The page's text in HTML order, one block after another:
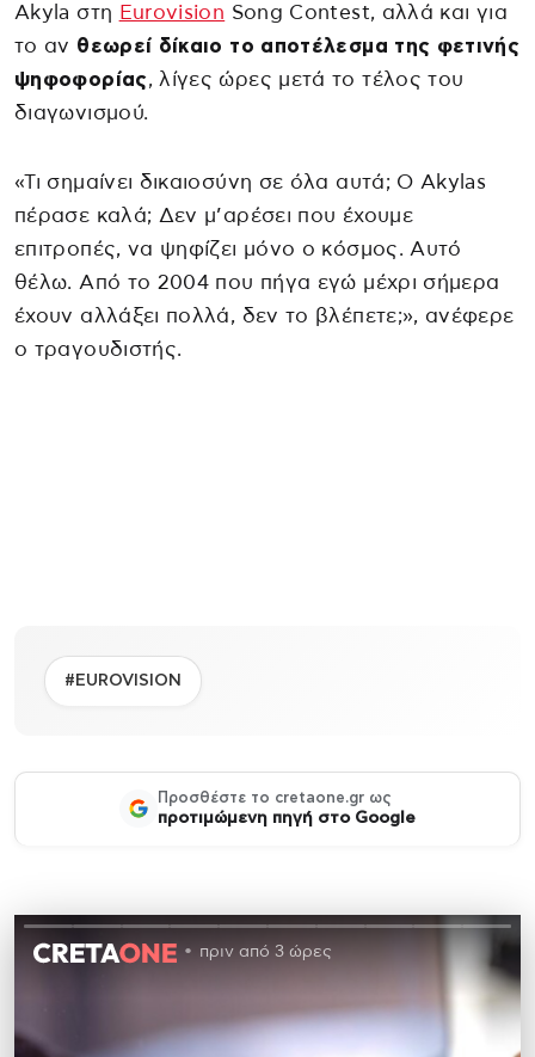
Akyla στη Eurovision Song Contest, αλλά και για
το αν θεωρεί δίκαιο το αποτέλεσμα της φετινής
ψηφοφορίας, λίγες ώρες μετά το τέλος του
διαγωνισμού.
«Τι σημαίνει δικαιοσύνη σε όλα αυτά; Ο Akylas
πέρασε καλά; Δεν μ’αρέσει που έχουμε
επιτροπές, να ψηφίζει μόνο ο κόσμος. Αυτό
θέλω. Από το 2004 που πήγα εγώ μέχρι σήμερα
έχουν αλλάξει πολλά, δεν το βλέπετε;», ανέφερε
ο τραγουδιστής.
#EUROVISION
Προσθέστε το cretaone.gr ως
προτιμώμενη πηγή στο Google
πριν από 3 ώρες